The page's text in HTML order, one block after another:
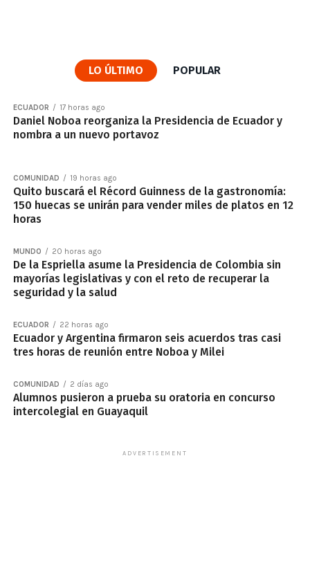
LO ÚLTIMO POPULAR
ECUADOR 17 horas ago
Daniel Noboa reorganiza la Presidencia de Ecuador y
nombra a un nuevo portavoz
COMUNIDAD 19 horas ago
Quito buscará el Récord Guinness de la gastronomía:
150 huecas se unirán para vender miles de platos en 12
horas
MUNDO 20 horas ago
De la Espriella asume la Presidencia de Colombia sin
mayorías legislativas y con el reto de recuperar la
seguridad y la salud
ECUADOR 22 horas ago
Ecuador y Argentina firmaron seis acuerdos tras casi
tres horas de reunión entre Noboa y Milei
COMUNIDAD 2 días ago
Alumnos pusieron a prueba su oratoria en concurso
intercolegial en Guayaquil
ADVERTISEMENT